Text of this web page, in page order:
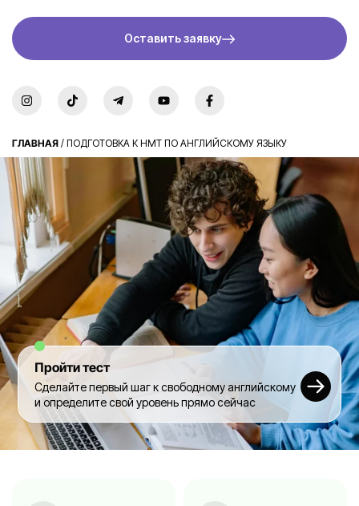
Оставить заявку
ГЛАВНАЯ / ПОДГОТОВКА К НМТ ПО АНГЛИЙСКОМУ ЯЗЫКУ
Пройти тест
Сделайте первый шаг к свободному английскому
и определите свой уровень прямо сейчас